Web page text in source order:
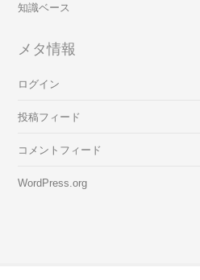
知識ベース
メタ情報
ログイン
投稿フィード
コメントフィード
WordPress.org